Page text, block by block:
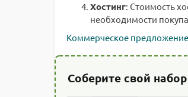
Хостинг: Стоимость
необходимости
Коммерческое предложение
Соберите свой